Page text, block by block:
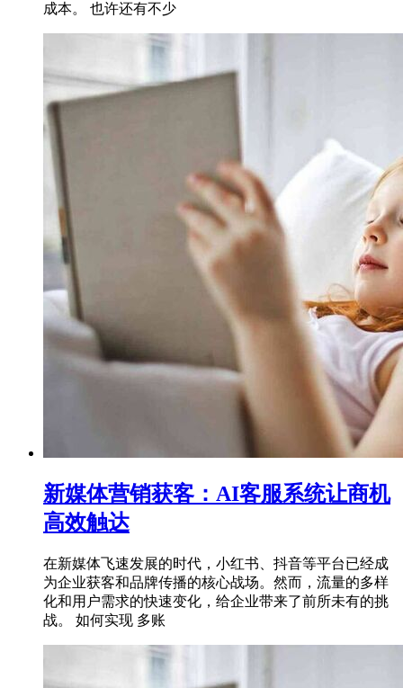
成本。 也许还有不少
新媒体营销获客：AI客服系统让商机
高效触达
在新媒体飞速发展的时代，小红书、抖音等平台已经成
为企业获客和品牌传播的核心战场。然而，流量的多样
化和用户需求的快速变化，给企业带来了前所未有的挑
战。 如何实现 多账